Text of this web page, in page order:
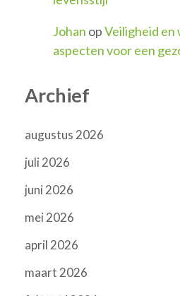
Johan opVeiligheid en
aspecten voor een
Archief
augustus 2026
juli 2026
juni 2026
mei 2026
april 2026
maart 2026